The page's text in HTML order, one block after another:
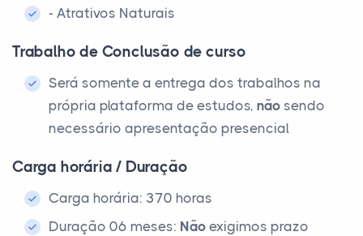
- Atrativos Naturais
Trabalho de Conclusão de curso
Será somente a entrega dos trabalhos na
própria plataforma de estudos, não sendo
necessário apresentação presencial
Carga horária / Duração
Carga horária: 370 horas
Duração 06 meses: Não exigimos prazo